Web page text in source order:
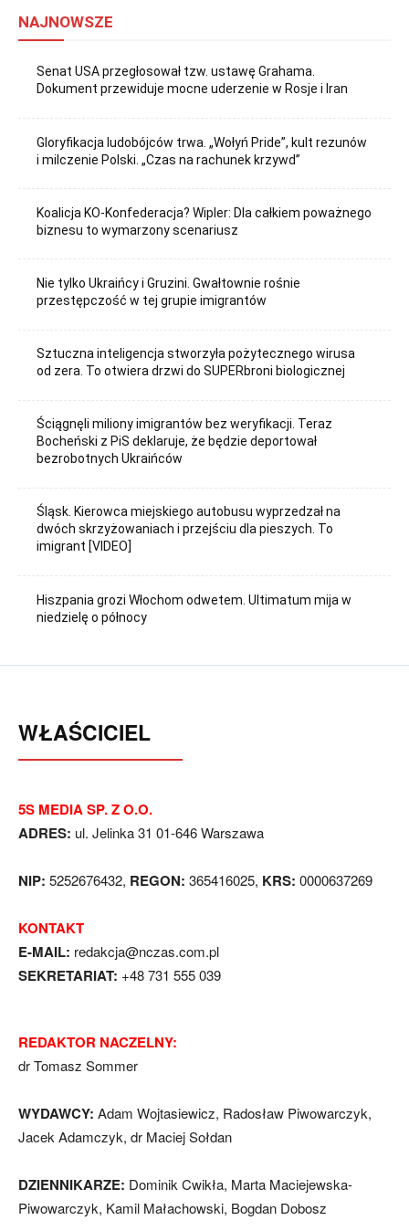
NAJNOWSZE
Senat USA przegłosował tzw. ustawę Grahama.
Dokument przewiduje mocne uderzenie w Rosje i Iran
Gloryfikacja ludobójców trwa. „Wołyń Pride”, kult rezunów
i milczenie Polski. „Czas na rachunek krzywd”
Koalicja KO-Konfederacja? Wipler: Dla całkiem poważnego
biznesu to wymarzony scenariusz
Nie tylko Ukraińcy i Gruzini. Gwałtownie rośnie
przestępczość w tej grupie imigrantów
Sztuczna inteligencja stworzyła pożytecznego wirusa
od zera. To otwiera drzwi do SUPERbroni biologicznej
Ściągnęli miliony imigrantów bez weryfikacji. Teraz
Bocheński z PiS deklaruje, że będzie deportował
bezrobotnych Ukraińców
Śląsk. Kierowca miejskiego autobusu wyprzedzał na
dwóch skrzyżowaniach i przejściu dla pieszych. To
imigrant [VIDEO]
Hiszpania grozi Włochom odwetem. Ultimatum mija w
niedzielę o północy
WŁAŚCICIEL
5S MEDIA SP. Z O.O.
ADRES: ul. Jelinka 31 01-646 Warszawa
NIP: 5252676432, REGON: 365416025, KRS: 0000637269
KONTAKT
E-MAIL: redakcja@nczas.com.pl
SEKRETARIAT: +48 731 555 039
REDAKTOR NACZELNY:
dr Tomasz Sommer
WYDAWCY: Adam Wojtasiewicz, Radosław Piwowarczyk,
Jacek Adamczyk, dr Maciej Sołdan
DZIENNIKARZE: Dominik Cwikła, Marta Maciejewska-
Piwowarczyk, Kamil Małachowski, Bogdan Dobosz